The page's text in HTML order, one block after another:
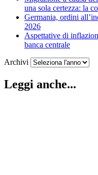
una sola certezza: la
Germania, ordini
2026
Aspettative di
banca centrale
Archivi
Leggi anche...